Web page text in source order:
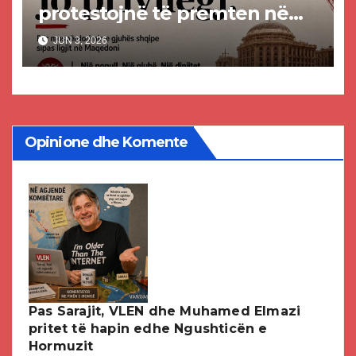
protestojnë të premten në
mbështetje të gjuhës shqipe
në Maqedoninë e Veriut
JUN 3, 2026
Opinione dhe Komente
Pas Sarajit, VLEN dhe Muhamed Elmazi
pritet të hapin edhe Ngushticën e
Hormuzit